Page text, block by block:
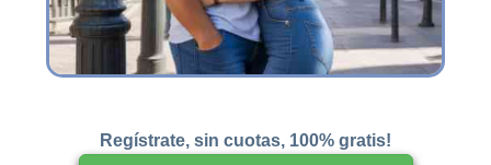
Regístrate, sin cuotas, 100% gratis!